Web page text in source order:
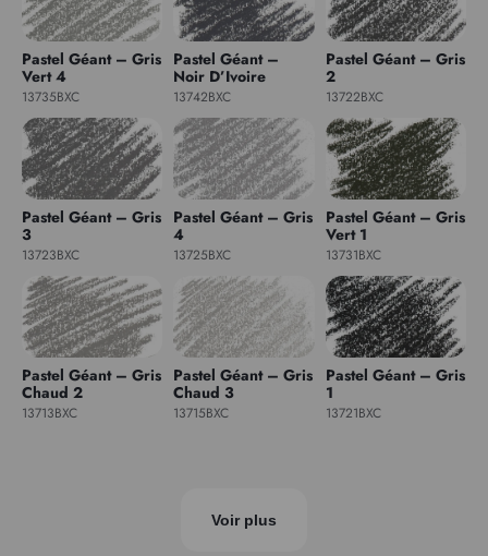
Pastel Géant – Gris
Vert 4
13735BXC
Pastel Géant –
Noir D’Ivoire
13742BXC
Pastel Géant – Gris
2
13722BXC
Pastel Géant – Gris
3
13723BXC
Pastel Géant – Gris
4
13725BXC
Pastel Géant – Gris
Vert 1
13731BXC
Pastel Géant – Gris
Chaud 2
13713BXC
Pastel Géant – Gris
Chaud 3
13715BXC
Pastel Géant – Gris
1
13721BXC
Voir plus